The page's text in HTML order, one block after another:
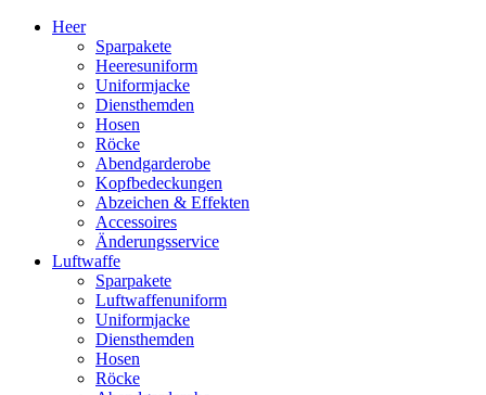
Heer
Sparpakete
Heeresuniform
Uniformjacke
Diensthemden
Hosen
Röcke
Abendgarderobe
Kopfbedeckungen
Abzeichen & Effekten
Accessoires
Änderungsservice
Luftwaffe
Sparpakete
Luftwaffenuniform
Uniformjacke
Diensthemden
Hosen
Röcke